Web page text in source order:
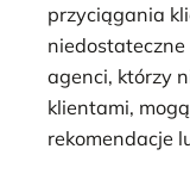
przyciągania
agenci, którzy
klientami,
rekomendacje